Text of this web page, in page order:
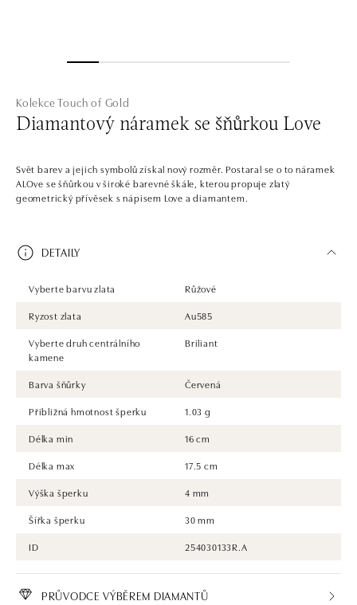
Kolekce Touch of Gold
Diamantový náramek se šňůrkou Love
Svět barev a jejich symbolů získal nový rozměr. Postaral se o to náramek
ALOve se šňůrkou v široké barevné škále, kterou propuje zlatý
geometrický přívěsek s nápisem Love a diamantem.
DETAILY
Vyberte barvu zlata
Růžové
Ryzost zlata
Au585
Vyberte druh centrálního
kamene
Briliant
Barva šňůrky
Červená
Přibližná hmotnost šperku
1.03 g
Délka min
16 cm
Délka max
17.5 cm
Výška šperku
4 mm
Šířka šperku
30 mm
ID
254030133R.A
PRŮVODCE VÝBĚREM DIAMANTŮ